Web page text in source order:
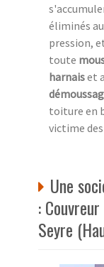
éliminés
pression,
toute
harnaiset
toiture en
victime
Une
:
Seyre